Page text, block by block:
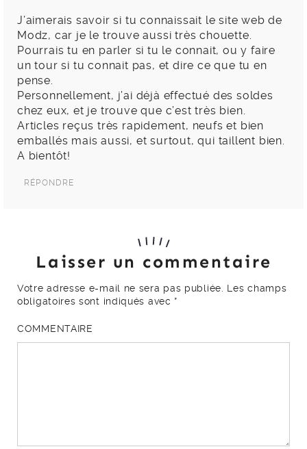
J’aimerais savoir si tu connaissait le site web de
Modz, car je le trouve aussi très chouette.
Pourrais tu en parler si tu le connait, ou y faire
un tour si tu connait pas, et dire ce que tu en
pense.
Personnellement, j’ai déjà effectué des soldes
chez eux, et je trouve que c’est très bien.
Articles reçus très rapidement, neufs et bien
emballés mais aussi, et surtout, qui taillent bien.
A bientôt!
RÉPONDRE
Laisser un commentaire
Votre adresse e-mail ne sera pas publiée.
Les champs
obligatoires sont indiqués avec *
COMMENTAIRE